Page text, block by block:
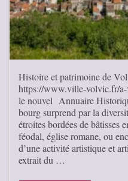
Histoire et patrimoine de
https://www.ville-volvic.fr/a-
le nouvel Annuaire
bourg surprend par la
étroites bordées de bâtisses
féodal, église romane, ou
d’une activité artistique et
extrait du …